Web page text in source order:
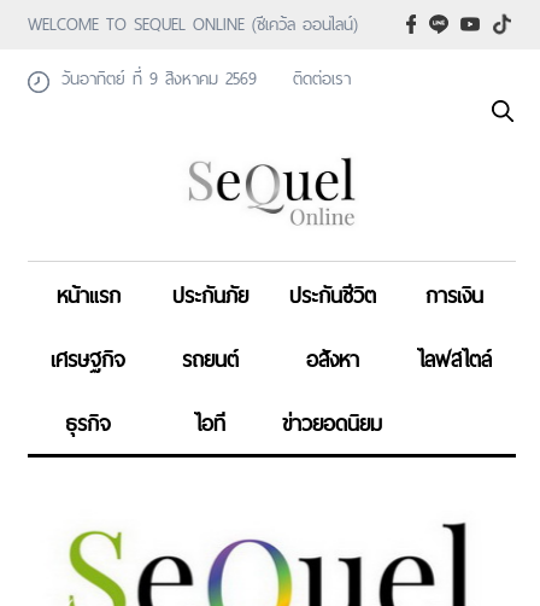
WELCOME TO SEQUEL ONLINE (ซีเคว้ล ออนไลน์)
วันอาทิตย์ ที่ 9 สิงหาคม 2569
ติดต่อเรา
หน้าแรก ประกันภัย ประกันชีวิต
การเงิน
เศรษฐกิจ
รถยนต์ อสังหา
ไลฟสไตล์
ธุรกิจ
ไอที ข่าวยอดนิยม